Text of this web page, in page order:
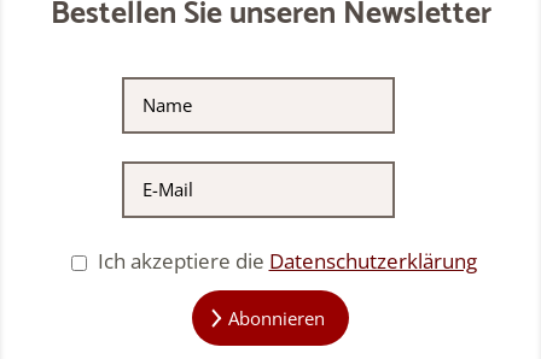
Bestellen Sie unseren Newsletter
Ich akzeptiere die Datenschutzerklärung
Abonnieren